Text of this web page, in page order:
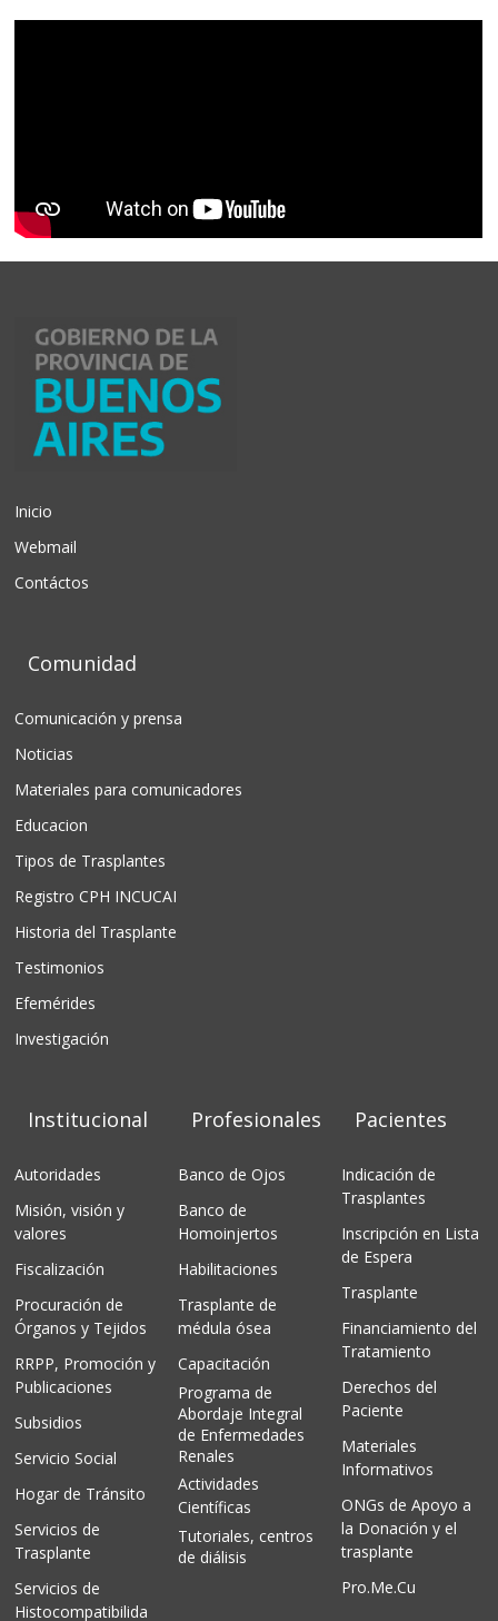
Inicio
Webmail
Contáctos
Comunidad
Comunicación y prensa
Noticias
Materiales para comunicadores
Educacion
Tipos de Trasplantes
Registro CPH INCUCAI
Historia del Trasplante
Testimonios
Efemérides
Investigación
Institucional
Autoridades
Misión, visión y
valores
Fiscalización
Procuración de
Órganos y Tejidos
RRPP, Promoción y
Publicaciones
Subsidios
Servicio Social
Hogar de Tránsito
Servicios de
Trasplante
Servicios de
Histocompatibilida
Profesionales
Banco de Ojos
Banco de
Homoinjertos
Habilitaciones
Trasplante de
médula ósea
Capacitación
Programa de
Abordaje Integral
de Enfermedades
Renales
Actividades
Científicas
Tutoriales, centros
de diálisis
Pacientes
Indicación de
Trasplantes
Inscripción en Lista
de Espera
Trasplante
Financiamiento del
Tratamiento
Derechos del
Paciente
Materiales
Informativos
ONGs de Apoyo a
la Donación y el
trasplante
Pro.Me.Cu